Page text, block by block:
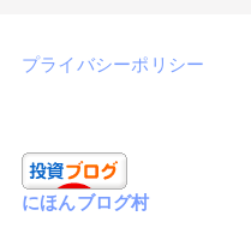
プライバシーポリシー
にほんブログ村